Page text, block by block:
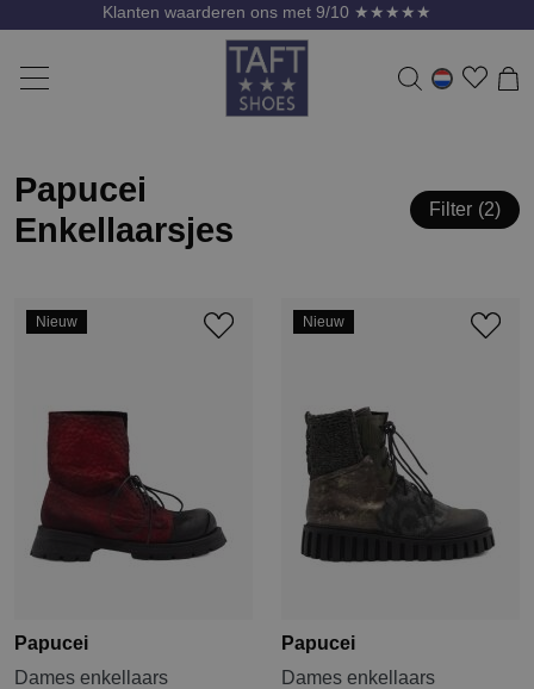
Klanten waarderen ons met 9/10 ★★★★★
Papucei
Enkellaarsjes
Filter 2
Nieuw
Papucei
Dames enkellaars
Nieuw
Papucei
Dames enkellaars